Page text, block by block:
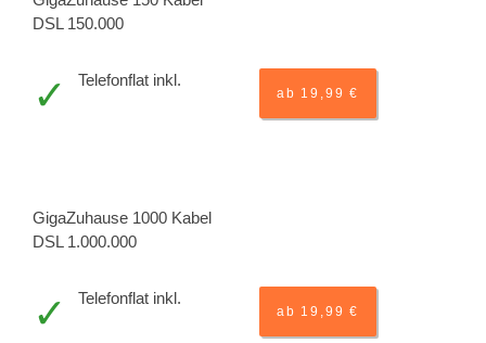
DSL 150.000
Telefonflat inkl.
ab 19,99 €
GigaZuhause 1000 Kabel
DSL 1.000.000
Telefonflat inkl.
ab 19,99 €